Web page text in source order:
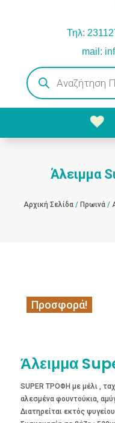
Τηλ:
mail:
Products
search
Άλειμμα
Αρχική Σελίδα/ Πρωινά/
Προσφορά!
Άλειμμα
SUPER ΤΡΟΦΗ με μέλι ,
αλεσμένα φουντούκια,
Διατηρείται εκτός